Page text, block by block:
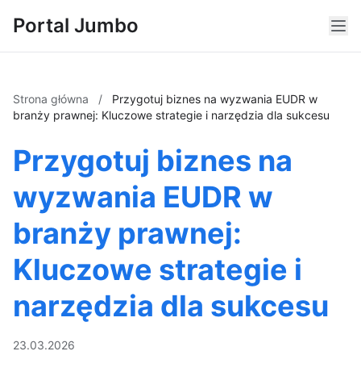
Portal Jumbo
Strona główna /
Przygotuj biznes na wyzwania EUDR w
branży prawnej: Kluczowe strategie i narzędzia dla sukcesu
Przygotuj biznes na
wyzwania EUDR w
branży prawnej:
Kluczowe strategie i
narzędzia dla sukcesu
23.03.2026